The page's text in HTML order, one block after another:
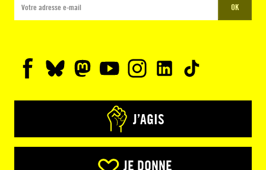
OK
J’AGIS
JE DONNE